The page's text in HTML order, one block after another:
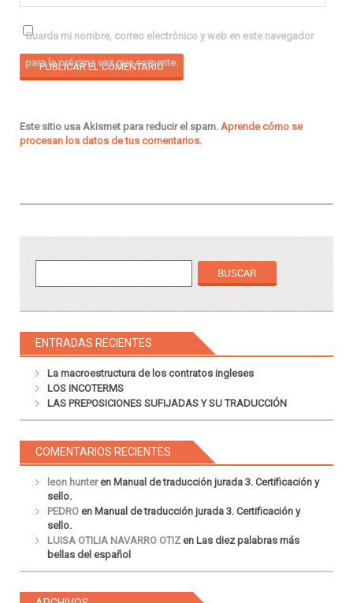
Guarda mi nombre, correo electrónico y web en este navegador
para la próxima vez que comente.
Este sitio usa Akismet para reducir el spam. Aprende cómo se
procesan los datos de tus comentarios.
ENTRADAS RECIENTES
La macroestructura de los contratos ingleses
LOS INCOTERMS
LAS PREPOSICIONES SUFIJADAS Y SU TRADUCCIÓN
COMENTARIOS RECIENTES
leon hunteren Manual de traducción jurada 3. Certificación y
sello.
PEDRO en Manual de traducción jurada 3. Certificación y
sello.
LUISA OTILIA NAVARRO OTIZ en Las diez palabras más
bellas del español